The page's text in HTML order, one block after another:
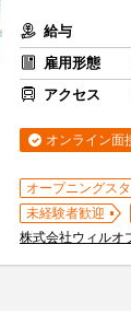
給与
雇用形態
アクセス
オンライン面
オープニングス
未経験者歓迎
株式会社ウィルオ